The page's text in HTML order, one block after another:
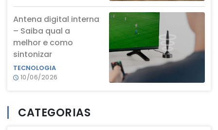
Antena digital interna
– Saiba qual a
melhor e como
sintonizar
TECNOLOGIA
10/06/2026
CATEGORIAS